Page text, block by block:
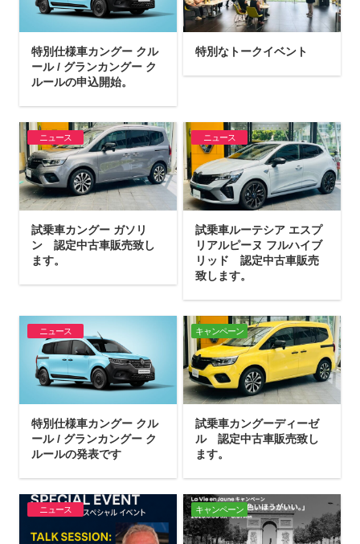
特別仕様車カングー クル
ール / グランカングー ク
ルールの申込開始。
特別なトークイベント
ニュース
試乗車カングー ガソリ
ン 認定中古車販売致し
ます。
ニュース
試乗車ルーテシア エスプ
リアルピーヌ フルハイブ
リッド 認定中古車販売
致します。
ニュース
特別仕様車カングー クル
ール / グランカングー ク
ルールの発表です
キャンペーン
試乗車カングーディーゼ
ル 認定中古車販売致し
ます。
ニュース キャンペーン